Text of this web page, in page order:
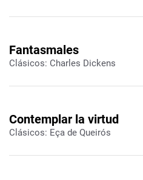
Fantasmales
Clásicos: Charles Dickens
Contemplar la virtud
Clásicos: Eça de Queirós